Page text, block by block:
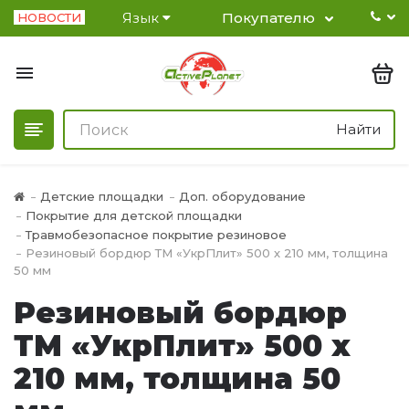
НОВОСТИ Язык Покупателю
Найти
Детские площадки
Доп. оборудование
Покрытие для детской площадки
Травмобезопасное покрытие резиновое
Резиновый бордюр ТМ «УкрПлит» 500 х 210 мм, толщина
50 мм
Резиновый бордюр
ТМ «УкрПлит» 500 х
210 мм, толщина 50